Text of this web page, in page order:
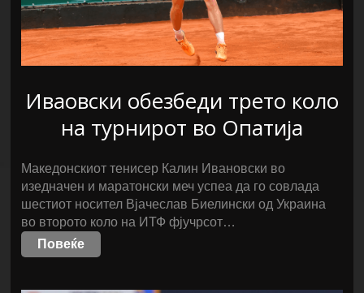
Иваовски обезбеди трето коло
на турнирот во Опатија
Македонскиот тенисер Калин Ивановски во
изедначен и маратонски меч успеа да го совлада
шестиот носител Вјачеслав Биелински од Украина
во второто коло на ИТФ фјучрсот…
Повеќе